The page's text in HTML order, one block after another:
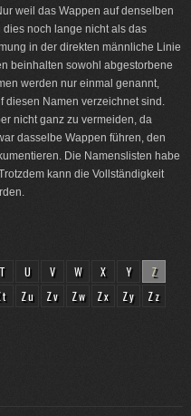
weil das Wappen auf denselben
noch lange nicht als das
in der direkten männliche Linie
beinhalten sowohl abgestorbene
werden nur einmal genannt,
Namen verzeichnet sind.
nicht ganz zu vermeiden, da
dasselbe Wappen führen, den
Die Namenslisten habe
kann die Vollständigkeit
T U V W X Y
Z
Zu Zv Zw Zx Zy Zz